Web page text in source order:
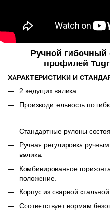
Ручной гибочный
профилей
ХАРАКТЕРИСТИКИ И
2 ведущих валика.
Производительность по
Стандартные рулоны
Ручная регулировка
валика.
Комбинированное
положение.
Корпус из сварной стальной
Соответствует нормам